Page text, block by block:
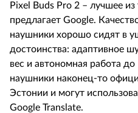
Pixel
Buds Pro 2 – лучшее из
предлагает Google.
наушники хорошо сидят в
достоинства: адаптивное
вес и автономная работа
наушники наконец-то
Эстонии и могут
Google Translate.